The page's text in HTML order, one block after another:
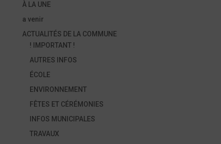
À LA UNE
a venir
ACTUALITÉS DE LA COMMUNE
! IMPORTANT !
AUTRES INFOS
ÉCOLE
ENVIRONNEMENT
FÊTES ET CÉRÉMONIES
INFOS MUNICIPALES
TRAVAUX